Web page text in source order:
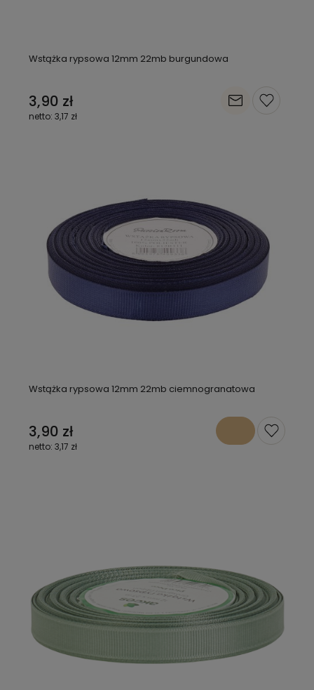
Wstążka rypsowa 12mm 22mb burgundowa
3,90 zł
3,17 zł
Wstążka rypsowa 12mm 22mb ciemnogranatowa
3,90 zł
3,17 zł